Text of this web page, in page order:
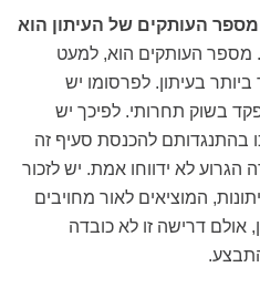
העותקים של העיתון הוא
. מספר העותקים הוא, למעט
בעיתון. לפרסומו יש
בשוק תחרותי. לפיכך יש
בהתנגדותם להכנסת סעיף זה
לא ידווחו אמת. יש לזכור
המוציאים לאור מחויבים
אולם דרישה זו לא כובדה
התבצע.